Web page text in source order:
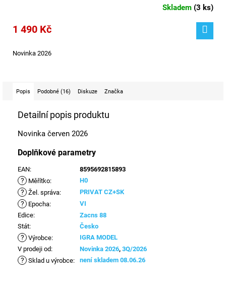
Skladem (3 ks)
1 490 Kč
Novinka 2026
Popis Podobné (16) Diskuze Značka
Detailní popis produktu
Novinka červen 2026
Doplňkové parametry
EAN: 8595692815893
? Měřítko: H0
? Žel. správa: PRIVAT CZ+SK
? Epocha:
VI
Edice:
Zacns 88
Stát: Česko
? Výrobce:
IGRA MODEL
V prodeji od: Novinka 2026, 3Q/2026
? Sklad u výrobce: není skladem 08.06.26